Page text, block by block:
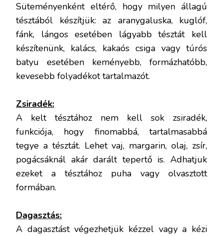
Süteményenként eltérő, hogy milyen állagú
tésztából készítjük: az aranygaluska, kuglóf,
fánk, lángos esetében lágyabb tésztát kell
készítenünk, kalács, kakaós csiga vagy túrós
batyu esetében keményebb, formázhatóbb,
kevesebb folyadékot tartalmazót.
Zsiradék:
A kelt tésztához nem kell sok zsiradék,
funkciója, hogy finomabbá, tartalmasabbá
tegye a tésztát. Lehet vaj, margarin, olaj, zsír,
pogácsáknál akár darált tepertő is. Adhatjuk
ezeket a tésztához puha vagy olvasztott
formában.
Dagasztás:
A dagasztást végezhetjük kézzel vagy a kézi